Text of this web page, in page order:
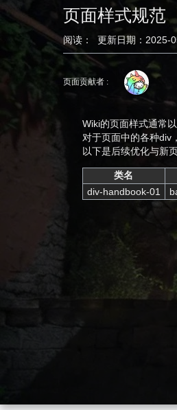
页面样式规范
阅读： 更新日期： 2025-
跳
到
导
跳
到
搜
页面贡献者 :
Wiki的页面样式通常
对于页面中的各种div
以下是后续优化与新
类名
div-handbook-01